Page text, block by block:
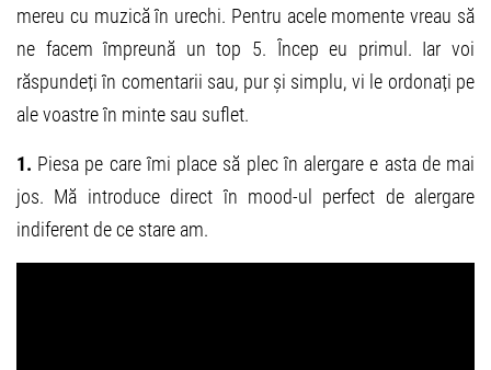
mereu cu muzică în urechi. Pentru acele momente vreau să
ne facem împreună un top 5. Încep eu primul. Iar voi
răspundeți în comentarii sau, pur și simplu, vi le ordonați pe
ale voastre în minte sau suflet.
1. Piesa pe care îmi place să plec în alergare e asta de mai
jos. Mă introduce direct în mood-ul perfect de alergare
indiferent de ce stare am.